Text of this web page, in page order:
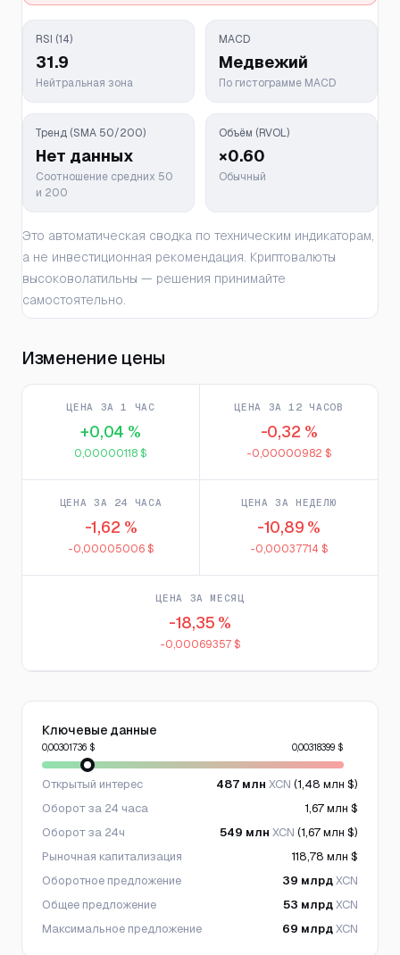
RSI (14)
31.9
Нейтральная зона
MACD
Медвежий
По гистограмме MACD
Тренд (SMA 50/200)
Нет данных
Соотношение средних 50
и 200
Объём (RVOL)
×0.60
Обычный
Это автоматическая сводка по техническим индикаторам,
а не инвестиционная рекомендация. Криптовалюты
высоковолатильны — решения принимайте
самостоятельно.
Изменение цены
ЦЕНА ЗА 1 ЧАС
+0,04 %
0,00000118 $
ЦЕНА ЗА 12 ЧАСОВ
-0,32 %
-0,00000982 $
ЦЕНА ЗА 24 ЧАСА
-1,62 %
-0,00005006 $
ЦЕНА ЗА НЕДЕЛЮ
-10,89 %
-0,00037714 $
ЦЕНА ЗА МЕСЯЦ
-18,35 %
-0,00069357 $
Ключевые данные
0,00301736 $ 0,00318399 $
Открытый интерес 487 млн XCN (1,48 млн $)
Оборот за 24 часа
1,67 млн $
Оборот за 24ч
549 млн XCN (1,67 млн $)
Рыночная капитализация
118,78 млн $
Оборотное предложение
39 млрдXCN
Общее предложение
53 млрдXCN
Максимальное предложение
69 млрдXCN